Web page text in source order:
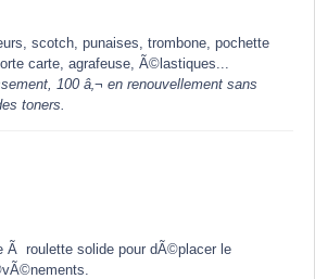
scotch, punaises, trombone, pochette
carte, agrafeuse, Ã©lastiques...
100 â‚¬ en renouvellement sans
toners.
Ã roulette solide pour dÃ©placer le